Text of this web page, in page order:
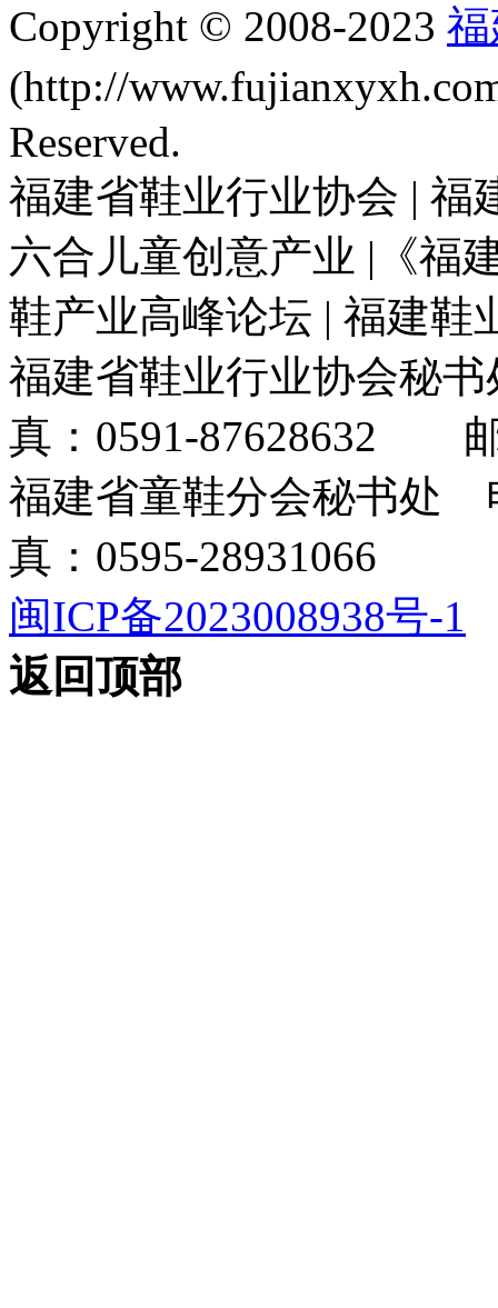
Copyright © 2008-2023
(http://
Reserved.
福建省鞋业行业协会 | 福
六合儿童创意产业 |《福
鞋产业高峰论坛 | 福建鞋
福建省鞋业行业协会秘
真：0591-87628632 邮
福建省童鞋分会秘书
真：0595-28931066
闽ICP备2023008938号-1
返回顶部